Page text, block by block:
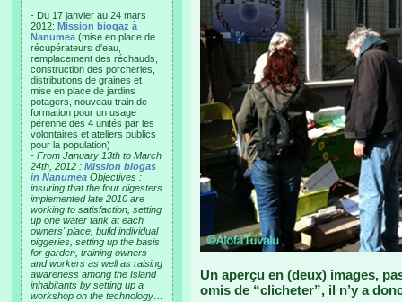
- Du 17 janvier au 24 mars
2012: Mission biogaz à
Nanumea (mise en place de
récupérateurs d'eau,
remplacement des réchauds,
construction des porcheries,
distributions de graines et
mise en place de jardins
potagers, nouveau train de
formation pour un usage
pérenne des 4 unités par les
volontaires et ateliers publics
pour la population)
- From January 13th to March
24th, 2012 : Mission biogas
in Nanumea Objectives :
insuring that the four digesters
implemented late 2010 are
working to satisfaction, setting
up one water tank at each
owners' place, build individual
piggeries, setting up the basis
for garden, training owners
and workers as well as raising
awareness among the Island
inhabitants by setting up a
workshop on the technology…
Un aperçu en (deux) images,
omis de “clicheter”, il n’y a